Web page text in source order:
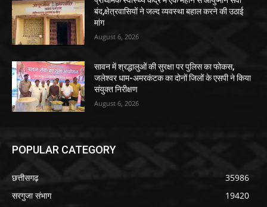
बंद,क्षेत्रवासियों ने जल्द व्यवस्था बहाल करने की उठाई
मांग
August 6, 2026
सावन में श्रद्धालुओं की सुरक्षा पर पुलिस का फोकस,
जलेश्वर धाम-अमरकंटक का दोनों जिलों के एसपी ने किया
संयुक्त निरीक्षण
August 6, 2026
POPULAR CATEGORY
छत्तीसगढ़
35986
सरगुजा संभाग
19420